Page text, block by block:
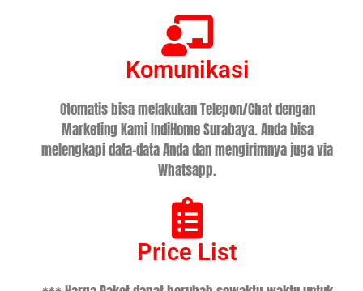
Komunikasi
Otomatis bisa melakukan Telepon/Chat dengan
Marketing Kami IndiHome Surabaya. Anda bisa
melengkapi data-data Anda dan mengirimnya juga via
Whatsapp.
Price List